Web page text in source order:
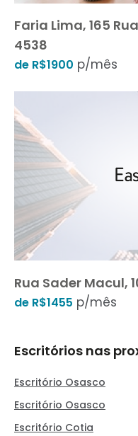
Faria Lima, 165
4538
de R$1900 p/mês
Rua Sader Macul,
de R$1455 p/mês
Escritórios nas
Escritório Osasco
Escritório Osasco
Escritório Cotia